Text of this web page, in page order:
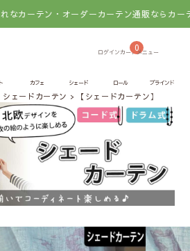
ン・オーダーカーテン通販ならカーテンズ【
0
カフェ シェード ロール ブラインド
シェードカーテン 【シェードカーテン】カラー